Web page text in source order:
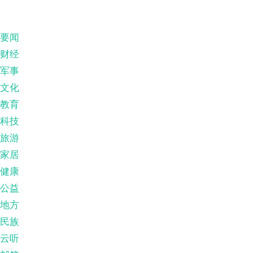
要闻
财经
军事
文化
教育
科技
旅游
家居
健康
公益
地方
民族
云听